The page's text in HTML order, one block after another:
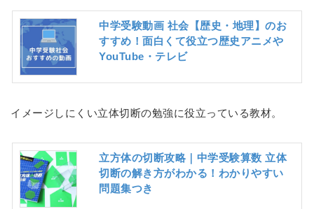
中学受験動画 社会【歴史・地理】のお
すすめ！面白くて役立つ歴史アニメや
YouTube・テレビ
イメージしにくい立体切断の勉強に役立っている教材。
立方体の切断攻略｜中学受験算数 立体
切断の解き方がわかる！わかりやすい
問題集つき